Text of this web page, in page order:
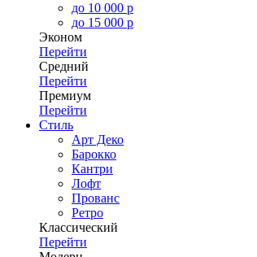
до 10 000 р
до 15 000 р
Эконом
Перейти
Средний
Перейти
Премиум
Перейти
Стиль
Арт Деко
Барокко
Кантри
Лофт
Прованс
Ретро
Классический
Перейти